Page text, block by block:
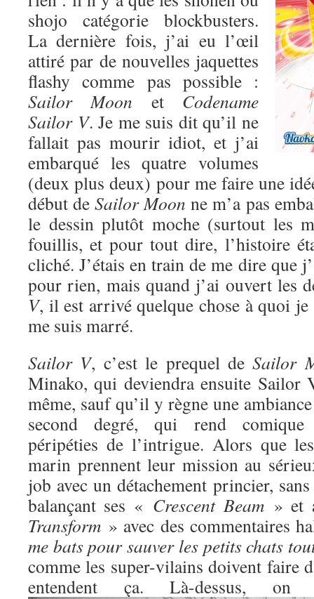
shojo catégorie blockbusters.
La dernière fois, j’ai eu l’œil
attiré par de nouvelles jaquettes
flashy comme pas possible :
Sailor Moon et Codename
Sailor V. Je me suis dit qu’il ne
fallait pas mourir idiot, et j’ai
embarqué les quatre volumes
(deux plus deux) pour me faire une
début deSailor Moon ne m’a pas
le dessin plutôt moche (surtout les
fouillis, et pour tout dire, l’histoire
cliché. J’étais en train de me dire que
pour rien, mais quand j’ai ouvert les
V, il est arrivé quelque chose à quoi je
me suis marré.
Sailor V, c’est le prequel deSailor
Minako, qui deviendra ensuite Sailor
même, sauf qu’il y règne une
second degré, qui rend comique
péripéties de l’intrigue. Alors que
marin prennent leur mission au
job avec un détachement princier,
balançant ses « Crescent Beam» et
Transform » avec des commentaires
me bats pour sauver les petits chats
comme les super-vilains doivent faire
entendent ça. Là-dessus,